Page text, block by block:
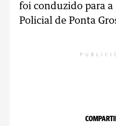
foi conduzido para a
Policial de Ponta